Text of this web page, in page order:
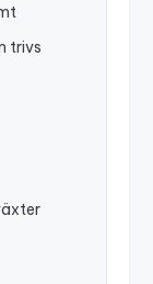
trivs